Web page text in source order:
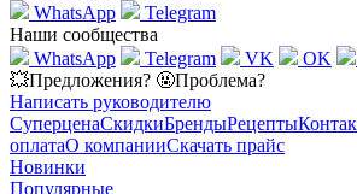
WhatsApp
Telegram
Наши сообщества
WhatsApp
Telegram VK OK
💥Предложения? 🤬Проблема?
Написать руководителю
СуперценаСкидкиБрендыРецепты
оплатаО компанииСкачать прайс
Новинки
Популярные